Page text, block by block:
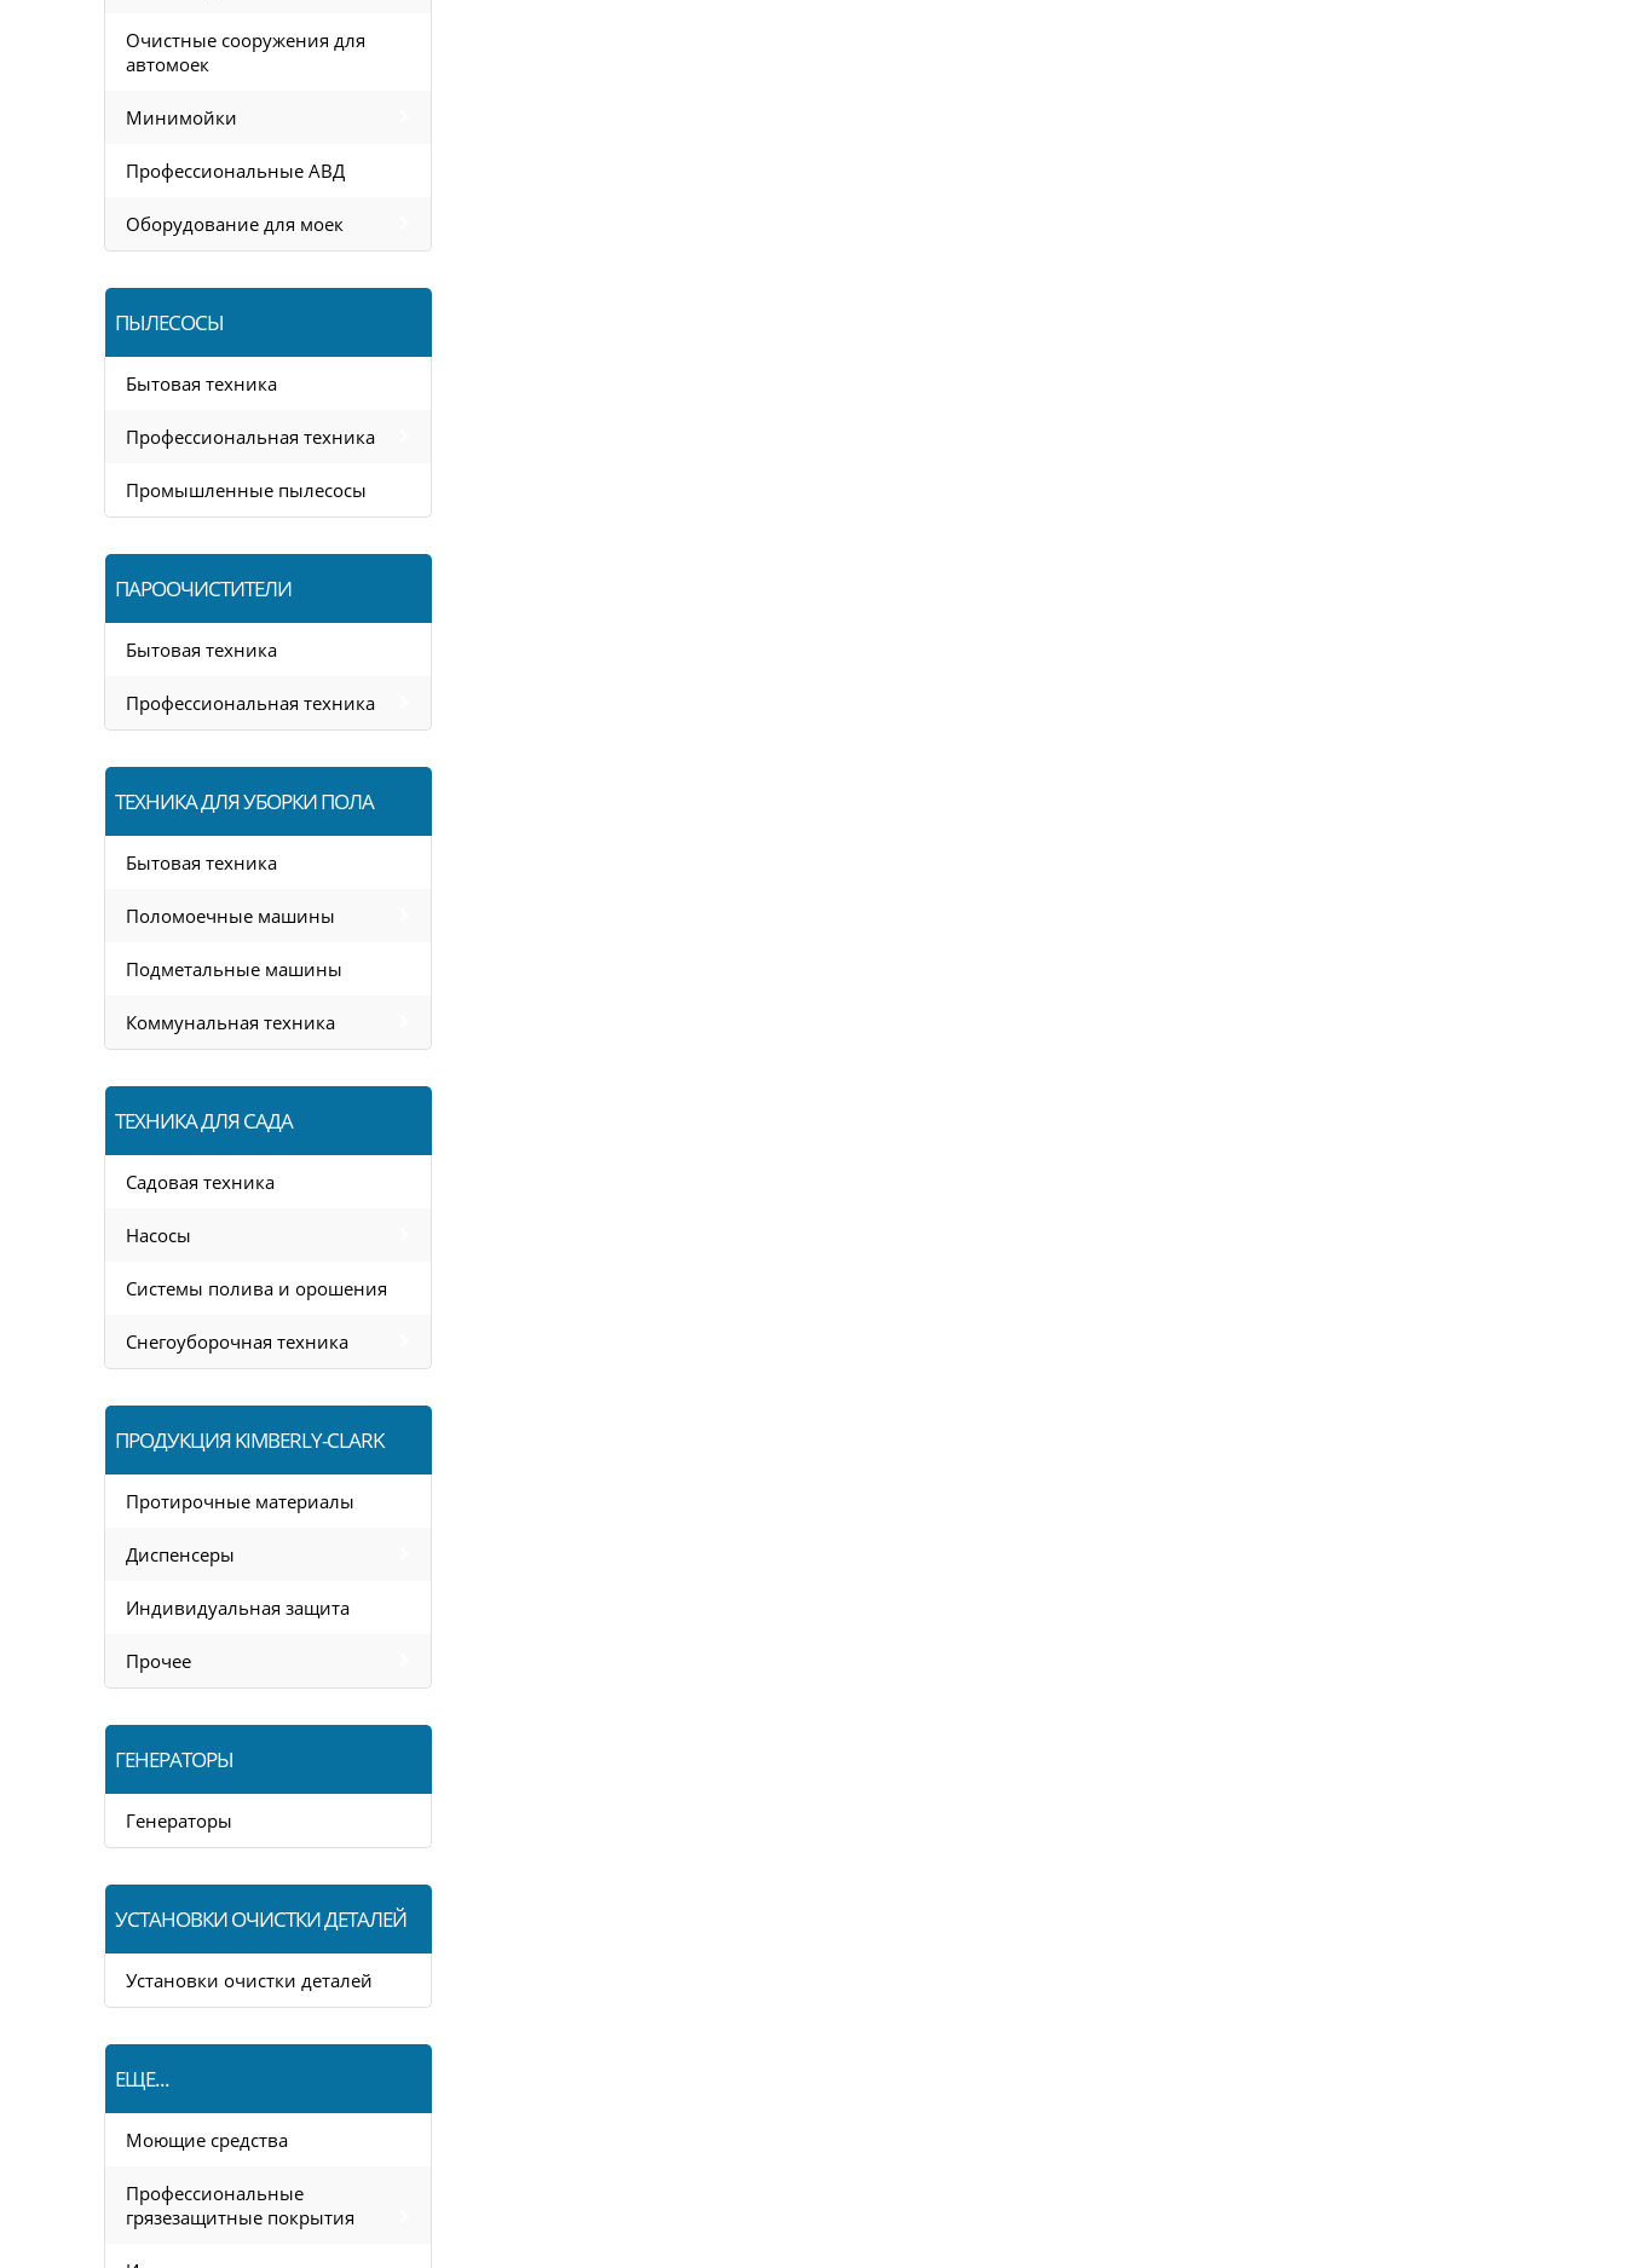
Очистные сооружения для
автомоек
Минимойки
Профессиональные АВД
Оборудование для моек
ПЫЛЕСОСЫ
Бытовая техника
Профессиональная техника
Промышленные пылесосы
ПАРООЧИСТИТЕЛИ
Бытовая техника
Профессиональная техника
ТЕХНИКА ДЛЯ УБОРКИ ПОЛА
Бытовая техника
Поломоечные машины
Подметальные машины
Коммунальная техника
ТЕХНИКА ДЛЯ САДА
Садовая техника
Насосы
Системы полива и орошения
Снегоуборочная техника
ПРОДУКЦИЯ KIMBERLY-CLARK
Протирочные материалы
Диспенсеры
Индивидуальная защита
Прочее
ГЕНЕРАТОРЫ
Генераторы
УСТАНОВКИ ОЧИСТКИ ДЕТАЛЕЙ
Установки очистки деталей
ЕЩЕ...
Моющие средства
Профессиональные
грязезащитные покрытия